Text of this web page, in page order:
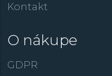
Kontakt
O nákupe
GDPR